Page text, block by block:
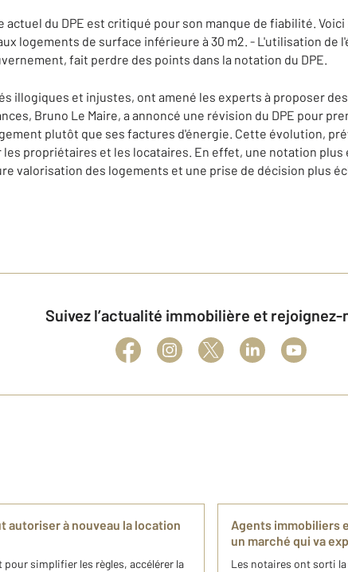
actuel du DPE est critiqué pour son manque de fiabilité.
logements de surface inférieure à 30 m2. - L'utilisation de
fait perdre des points dans la notation du DPE.
illogiques et injustes, ont amené les experts à proposer
Bruno Le Maire, a annoncé une révision du DPE pour
plutôt que ses factures d'énergie. Cette évolution,
les propriétaires et les locataires. En effet, une notation plus
valorisation des logements et une prise de décision plus
Suivez l’actualité immobilière et rejoignez-
autoriser à nouveau la location
simplifier les règles, accélérer la
Agents immobiliers
un marché qui va
Les notaires ont sorti